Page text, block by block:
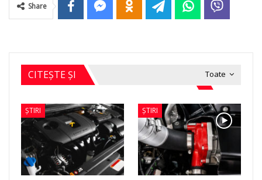
Share
Toate
CITEȘTE ȘI
ȘTIRI ȘTIRI